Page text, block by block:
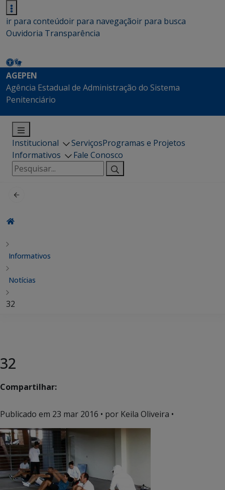
ir para conteúdoir para navegaçãoir para busca
Ouvidoria Transparência
AGEPEN
Agência Estadual de Administração do Sistema
Penitenciário
Institucional ServiçosProgramas e Projetos
Informativos
Fale Conosco
Pesquisar
por:
Informativos
Notícias
32
32
Compartilhar:
Publicado em 23 mar 2016 • por Keila Oliveira •